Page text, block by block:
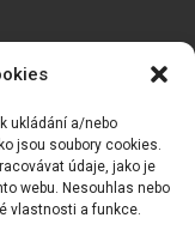
ukládání a/nebo
jsou soubory cookies.
údaje, jako je
webu. Nesouhlas nebo
vlastnosti a funkce.